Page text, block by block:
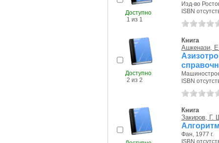
Доступно
1 из 1
Изд-во
ISBN
Доступно
2 из 2
Книга
Ашкенази,
ISBN
Книга
Закиров, Г.
Фан, 1977 г.
ISBN